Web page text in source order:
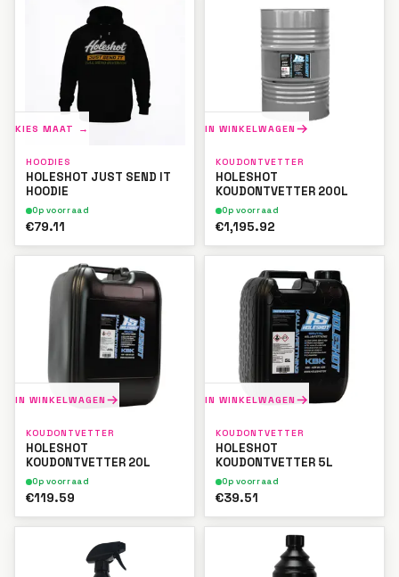
KIES MAAT →
HOODIES
HOLESHOT JUST SEND IT
HOODIE
Op voorraad
€79.11
IN WINKELWAGEN
KOUDONTVETTER
HOLESHOT
KOUDONTVETTER 200L
Op voorraad
€1,195.92
IN WINKELWAGEN
KOUDONTVETTER
HOLESHOT
KOUDONTVETTER 20L
Op voorraad
€119.59
IN WINKELWAGEN
KOUDONTVETTER
HOLESHOT
KOUDONTVETTER 5L
Op voorraad
€39.51